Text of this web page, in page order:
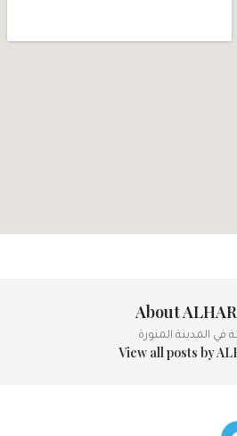
About
في المدينة المنورة
View all posts by